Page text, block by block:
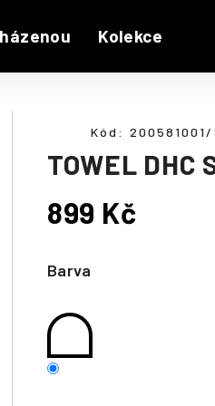
Kolekce
TOWEL DHC
Barva
Kód:
899 Kč